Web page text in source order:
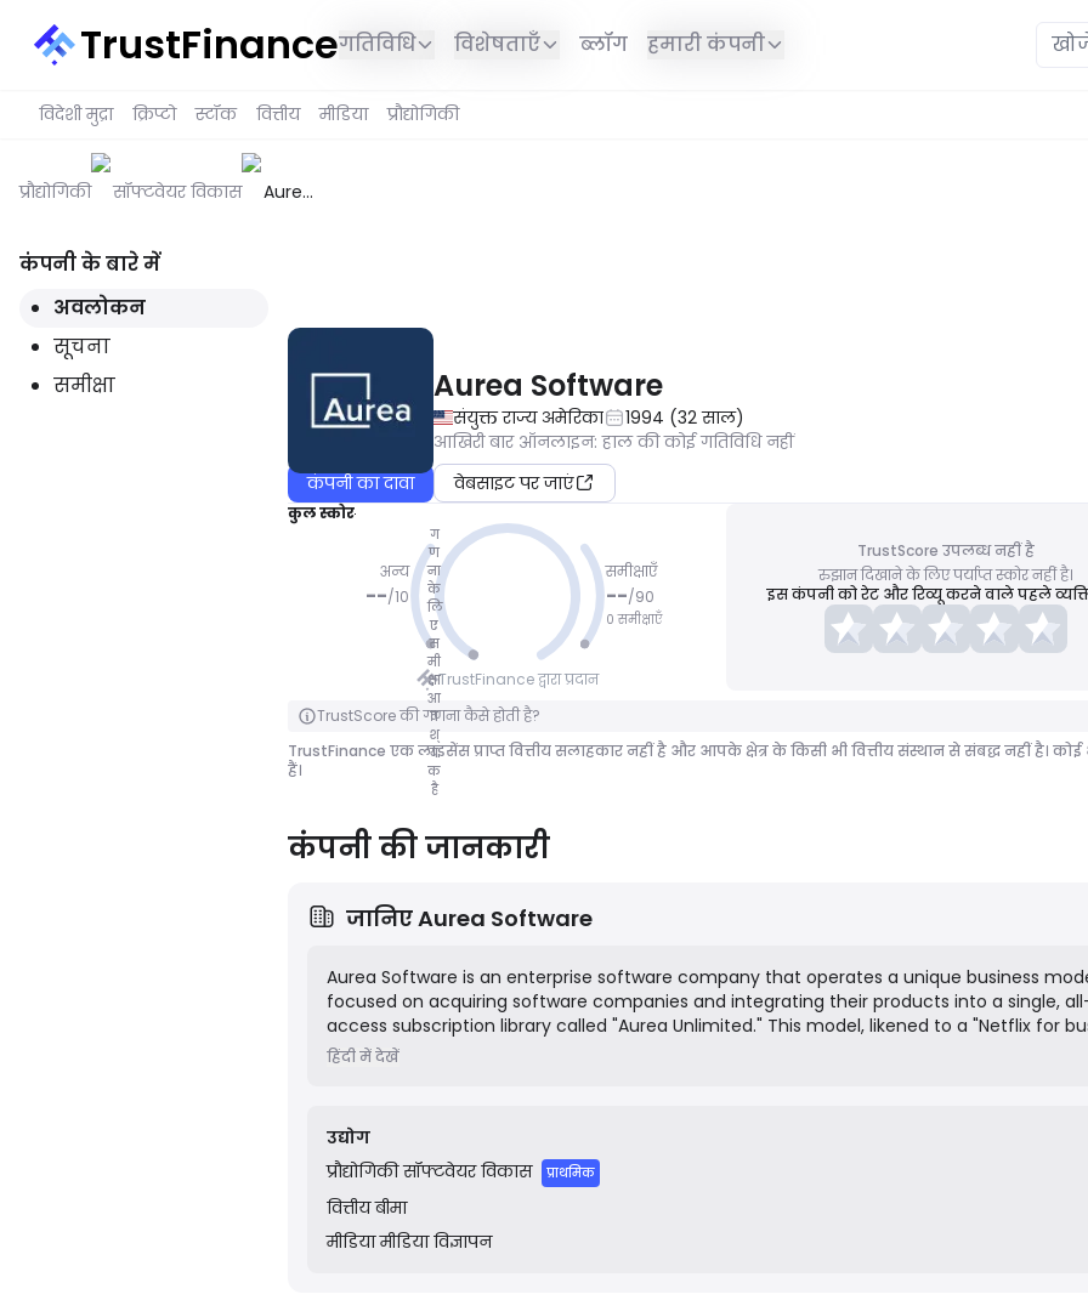
TrustFinanceगतिविधि विशेषताएँ ब्लॉग हमारी कंपनी
विदेशी मुद्रा क्रिप्टो स्टॉक वित्तीय मीडिया प्रौद्योगिकी
प्रौद्योगिकी सॉफ्टवेयर विकास
Aurea
कंपनी के बारे में
अवलोकन
सूचना
समीक्षा
Aurea Software
संयुक्त राज्य अमेरिका 1994 (32 साल)
आखिरी बार ऑनलाइन: हाल की कोई गतिविधि नहीं
कंपनी का दावा
वेबसाइट पर जाएं
कुल स्कोर
अन्य
--/10
ग
ण
ना
के
लि
ए
स
मी
क्षा
आ
व
श्
य
क
है
कोई अंक
नहीं
पलटने के लिए क्लिक करें
समीक्षाएँ
--/90
0 समीक्षाएँ
TrustFinance द्वारा प्रदान
TrustScore उपलब्ध नहीं है
रुझान दिखाने के लिए पर्याप्त स्कोर नहीं है।
इस कंपनी को रेट और रिव्यू करने वाले पहले
TrustScore की गणना कैसे होती है?
TrustFinance एक लाइसेंस प्राप्त वित्तीय सलाहकार नहीं है और आपके क्षेत्र के किसी भी वित्तीय संस्थान से संबद्ध नहीं
हैं।
कंपनी की जानकारी
जानिएAurea Software
Aurea Software is an enterprise software company that operates a unique business
focused on acquiring software companies and integrating their products into a single,
access subscription library called "Aurea Unlimited." This model, likened to a "Netflix for
software," provides customers with unlimited access to a broad portfolio of solutions
significant value and a superior customer experience to its global client base.
हिंदी में देखें
उद्योग
प्रौद्योगिकी सॉफ्टवेयर विकास प्राथमिक
वित्तीय बीमा
मीडिया मीडिया विज्ञापन